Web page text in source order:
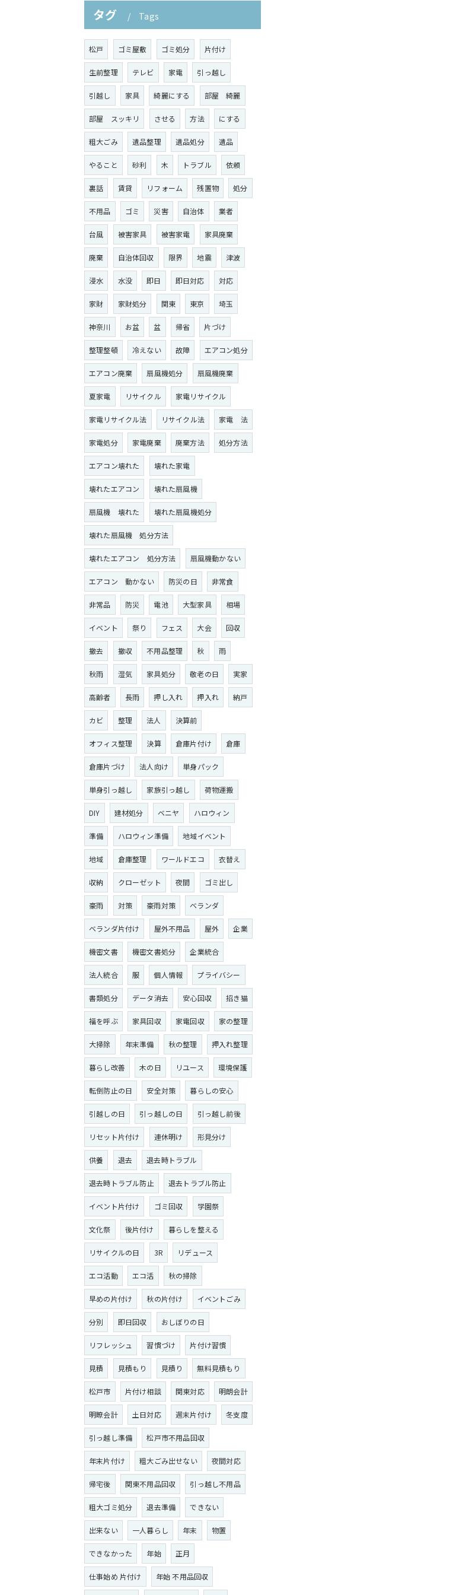
タグ Tags
松戸 ゴミ屋敷 ゴミ処分 片付け
生前整理 テレビ 家電 引っ越し
引越し 家具 綺麗にする 部屋 綺麗
部屋 スッキリ させる 方法 にする
粗大ごみ 遺品整理 遺品処分 遺品
やること 砂利 木 トラブル 依頼
裏話 賃貸 リフォーム 残置物 処分
不用品 ゴミ 災害 自治体 業者
台風 被害家具 被害家電 家具廃棄
廃棄 自治体回収 限界 地震 津波
浸水 水没 即日 即日対応 対応
家財 家財処分 関東 東京 埼玉
神奈川 お盆 盆 帰省 片づけ
整理整頓 冷えない 故障 エアコン処分
エアコン廃棄 扇風機処分 扇風機廃棄
夏家電 リサイクル 家電リサイクル
家電リサイクル法 リサイクル法 家電 法
家電処分 家電廃棄 廃棄方法 処分方法
エアコン壊れた 壊れた家電
壊れたエアコン 壊れた扇風機
扇風機 壊れた 壊れた扇風機処分
壊れた扇風機 処分方法
壊れたエアコン 処分方法 扇風機動かない
エアコン 動かない 防災の日 非常食
非常品 防災 電池 大型家具 相場
イベント 祭り フェス 大会 回収
撤去 撤収 不用品整理 秋 雨
秋雨 湿気 家具処分 敬老の日 実家
高齢者 長雨 押し入れ 押入れ 納戸
カビ 整理 法人 決算前
オフィス整理 決算 倉庫片付け 倉庫
倉庫片づけ 法人向け 単身パック
単身引っ越し 家族引っ越し 荷物運搬
DIY 建材処分 ベニヤ ハロウィン
準備 ハロウィン準備 地域イベント
地域 倉庫整理 ワールドエコ 衣替え
収納 クローゼット 夜間 ゴミ出し
豪雨 対策 豪雨対策 ベランダ
ベランダ片付け 屋外不用品 屋外 企業
機密文書 機密文書処分 企業統合
法人統合 服 個人情報 プライバシー
書類処分 データ消去 安心回収 招き猫
福を呼ぶ 家具回収 家電回収 家の整理
大掃除 年末準備 秋の整理 押入れ整理
暮らし改善 木の日 リユース 環境保護
転倒防止の日 安全対策 暮らしの安心
引越しの日 引っ越しの日 引っ越し前後
リセット片付け 連休明け 形見分け
供養 退去 退去時トラブル
退去時トラブル防止 退去トラブル防止
イベント片付け ゴミ回収 学園祭
文化祭 後片付け 暮らしを整える
リサイクルの日 3R リデュース
エコ活動 エコ活 秋の掃除
早めの片付け 秋の片付け イベントごみ
分別 即日回収 おしぼりの日
リフレッシュ 習慣づけ 片付け習慣
見積 見積もり 見積り 無料見積もり
松戸市 片付け相談 関東対応 明朗会計
明瞭会計 土日対応 週末片付け 冬支度
引っ越し準備 松戸市不用品回収
年末片付け 粗大ごみ出せない 夜間対応
帰宅後 関東不用品回収 引っ越し不用品
粗大ゴミ処分 退去準備 できない
出来ない 一人暮らし 年末 物置
できなかった 年始 正月
仕事始め 片付け 年始 不用品回収